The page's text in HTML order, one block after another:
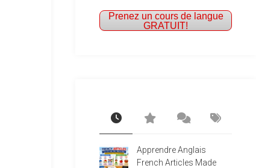
Prenez un cours de langue
GRATUIT!
Apprendre Anglais
French Articles Made